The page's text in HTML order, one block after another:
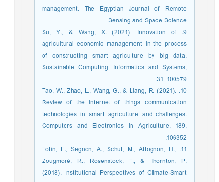
management. The Egyptian Journal of Remote
Sensing and Space Science.
9. Su, Y., & Wang, X. (2021). Innovation of
agricultural economic management in the process
of constructing smart agriculture by big data.
Sustainable Computing: Informatics and Systems,
31, 100579.
10. Tao, W., Zhao, L., Wang, G., & Liang, R. (2021).
Review of the internet of things communication
technologies in smart agriculture and challenges.
Computers and Electronics in Agriculture, 189,
106352.
11. Totin, E., Segnon, A., Schut, M., Affognon, H.,
Zougmoré, R., Rosenstock, T., & Thornton, P.
(2018). Institutional Perspectives of Climate-Smart